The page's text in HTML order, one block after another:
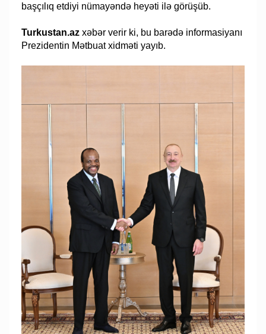
başçılıq etdiyi nümayəndə heyəti ilə görüşüb.
Turkustan.az xəbər verir ki, bu barədə informasiyanı
Prezidentin Mətbuat xidməti yayıb.